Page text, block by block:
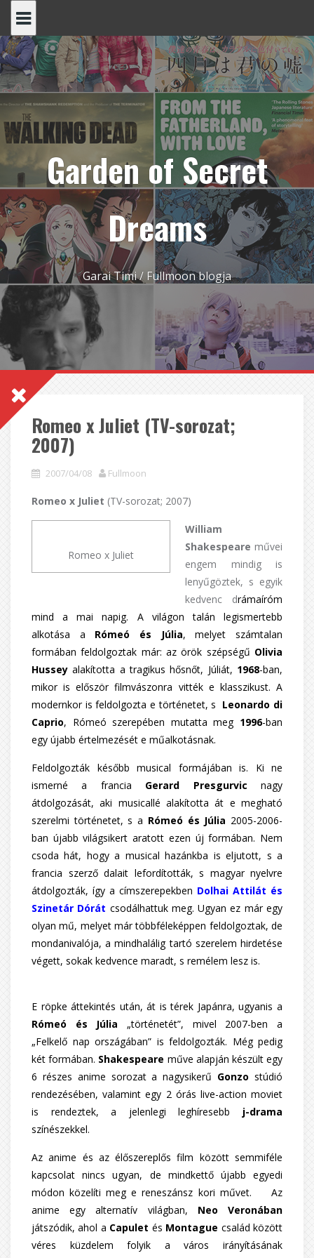
content
Garden of Secret
Dreams
Garai Timi / Fullmoon blogja
Romeo x Juliet (TV-sorozat;
2007)
2007/04/08 Fullmoon
Romeo x Juliet (TV-sorozat; 2007)
Romeo x Juliet
William
Shakespeare művei
engem mindig is
lenyűgöztek, s egyik
kedvenc drámaíróm
mind a mai napig. A világon talán legismertebb
alkotása a Rómeó és Júlia, melyet számtalan
formában feldolgoztak már: az örök szépségű Olivia
Hussey alakította a tragikus hősnőt, Júliát, 1968-ban,
mikor is először filmvászonra vitték e klasszikust. A
modernkor is feldolgozta e történetet, s Leonardo di
Caprio, Rómeó szerepében mutatta meg 1996-ban
egy újabb értelmezését e műalkotásnak.
Feldolgozták később musical formájában is. Ki ne
ismerné a francia Gerard Presgurvic nagy
átdolgozását, aki musicallé alakította át e megható
szerelmi történetet, s a Rómeó és Júlia 2005-2006-
ban újabb világsikert aratott ezen új formában. Nem
csoda hát, hogy a musical hazánkba is eljutott, s a
francia szerző dalait lefordították, s magyar nyelvre
átdolgozták, így a címszerepekben Dolhai Attilát és
Szinetár Dórát csodálhattuk meg. Ugyan ez már egy
olyan mű, melyet már többféleképpen feldolgoztak, de
mondanivalója, a mindhalálig tartó szerelem hirdetése
végett, sokak kedvence maradt, s remélem lesz is.
E röpke áttekintés után, át is térek Japánra, ugyanis a
Rómeó és Júlia „történetét”, mivel 2007-ben a
„Felkelő nap országában” is feldolgozták. Még pedig
két formában. Shakespeare műve alapján készült egy
6 részes anime sorozat a nagysikerű Gonzostúdió
rendezésében, valamint egy 2 órás live-action moviet
is rendeztek, a jelenlegi leghíresebb j-drama
színészekkel.
Az anime és az élőszereplős film között semmiféle
kapcsolat nincs ugyan, de mindkettő újabb egyedi
módon közelíti meg e reneszánsz kori művet. Az
anime egy alternatív világban, Neo Veronában
játszódik, ahol a Capulet és Montague család között
véres küzdelem folyik a város irányításának